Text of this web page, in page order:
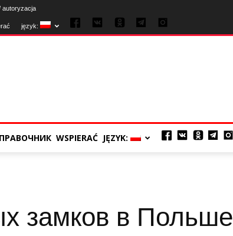
autoryzacja
język:
WSPIERAĆ JĘZYK:
замков в Польше